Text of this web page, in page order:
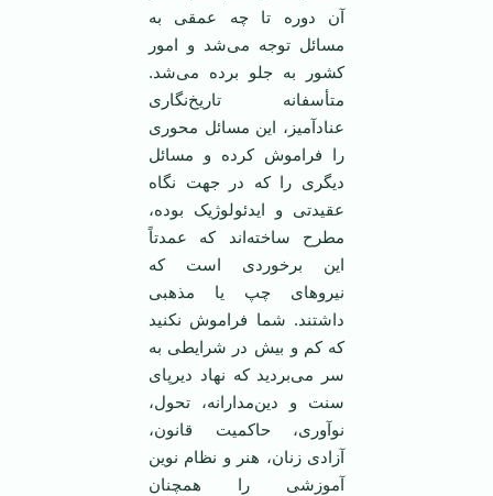
آن‌ دوره‌ تا چه‌ عمقی‌ به‌
مسائل‌ توجه‌ می‌شد و امور
کشور به‌ جلو برده‌ می‌شد.
متأسفانه‌ تاریخ‌نگاری‌
عنادآمیز، این‌ مسائل‌ محوری‌
را فراموش‌ کرده‌ و مسائل‌
دیگری‌ را که‌ در جهت‌ نگاه‌
عقیدتی‌ و ایدئولوژیک‌ بوده‌،
مطرح‌ ساخته‌اند که‌ عمدتاً
این‌ برخوردی‌ است‌ که
‌نیروهای‌ چپ‌ یا مذهبی‌
داشتند. شما فراموش نکنید
که کم و بیش در شرایطی به
سر می‌بردید که نهاد دیرپای
سنت و دین‌مدارانه، تحول،
نوآوری، حاکمیت قانون،
آزادی زنان، هنر و نظام نوین
آموزشی را همچنان